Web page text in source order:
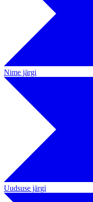
Nime järgi
Uudsuse järgi